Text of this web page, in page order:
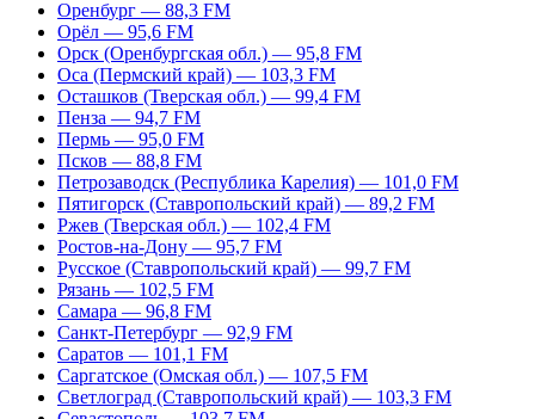
Оренбург — 88,3 FM
Орёл — 95,6 FM
Орск (Оренбургская обл.) — 95,8 FM
Оса (Пермский край) — 103,3 FM
Осташков (Тверская обл.) — 99,4 FM
Пенза — 94,7 FM
Пермь — 95,0 FM
Псков — 88,8 FM
Петрозаводск (Республика Карелия) — 101,0 FM
Пятигорск (Ставропольский край) — 89,2 FM
Ржев (Тверская обл.) — 102,4 FM
Ростов-на-Дону — 95,7 FM
Русское (Ставропольский край) — 99,7 FM
Рязань — 102,5 FM
Самара — 96,8 FM
Санкт-Петербург — 92,9 FM
Саратов — 101,1 FM
Саргатское (Омская обл.) — 107,5 FM
Светлоград (Ставропольский край) — 103,3 FM